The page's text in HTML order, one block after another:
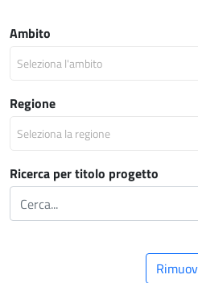
Ambito
Seleziona l'ambito
Regione
Seleziona la regione
Ricerca per titolo progetto